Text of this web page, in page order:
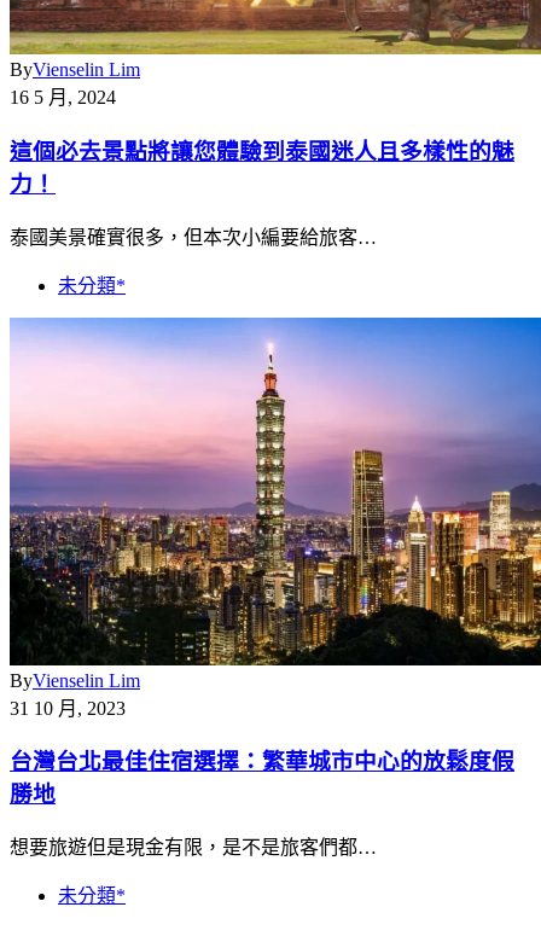
ByVienselin Lim
16 5 月, 2024
這個必去景點將讓您體驗到泰國迷人且多樣性的魅
力！
泰國美景確實很多，但本次小編要給旅客…
未分類*
ByVienselin Lim
31 10 月, 2023
台灣台北最佳住宿選擇：繁華城市中心的放鬆度假
勝地
想要旅遊但是現金有限，是不是旅客們都…
未分類*